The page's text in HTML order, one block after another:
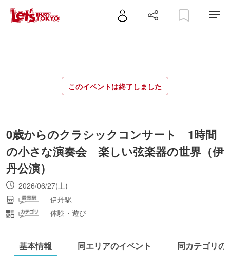
このイベントは終了しました
0歳からのクラシックコンサート 1時間
の小さな演奏会 楽しい弦楽器の世界（伊
丹公演）
2026/06/27(土)
伊丹駅
体験・遊び
基本情報 同エリアのイベント 同カテゴリの